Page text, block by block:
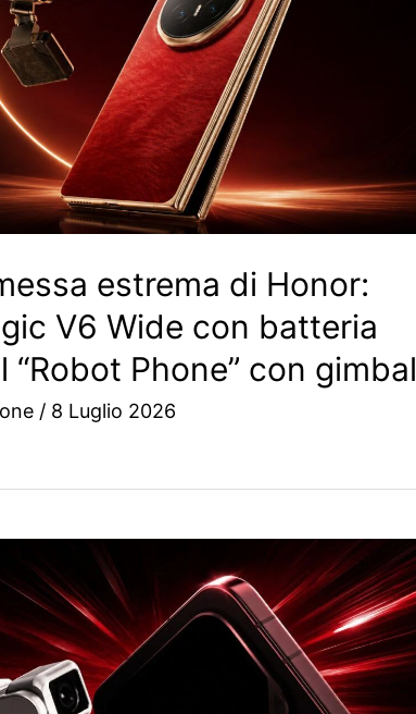
estrema di Honor:
V6 Wide con batteria
“Robot Phone” con gimbal
/ 8 Luglio 2026